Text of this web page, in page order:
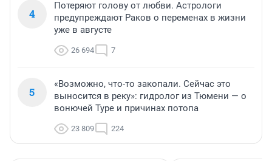
4
Потеряют голову от любви. Астрологи
предупреждают Раков о переменах в жизни
уже в августе
26 694 7
5
«Возможно, что-то закопали. Сейчас это
выносится в реку»: гидролог из Тюмени — о
вонючей Туре и причинах потопа
23 809 224